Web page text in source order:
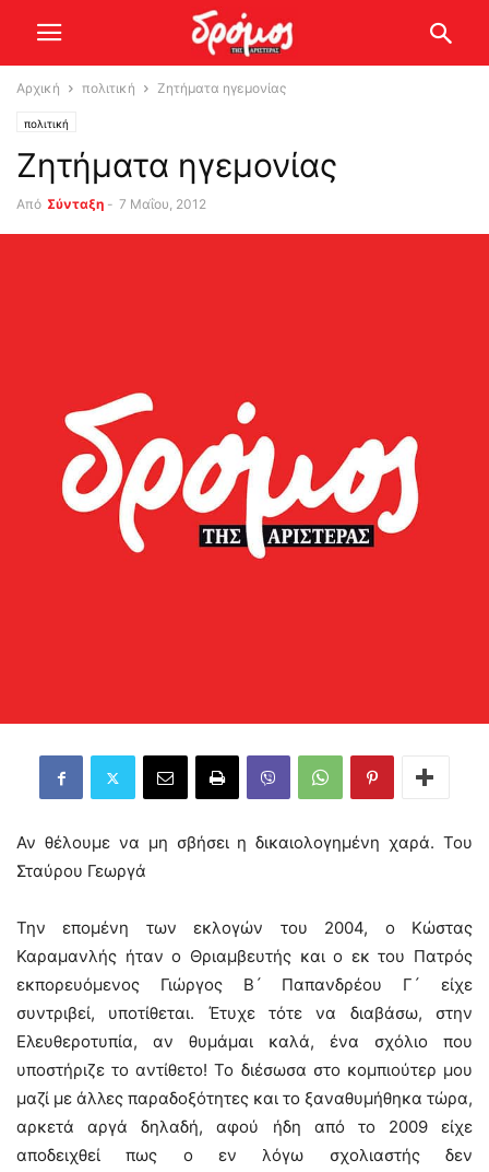
Αρχική πολιτική Ζητήματα ηγεμονίας
πολιτική
Ζητήματα ηγεμονίας
Από Σύνταξη - 7 Μαΐου, 2012
Αν θέλουμε να μη σβήσει η δικαιολογημένη χαρά. Του
Σταύρου Γεωργά
Την επομένη των εκλογών του 2004, ο Κώστας
Καραμανλής ήταν ο Θριαμβευτής και ο εκ του Πατρός
εκπορευόμενος Γιώργος Β´ Παπανδρέου Γ´ είχε
συντριβεί, υποτίθεται. Έτυχε τότε να διαβάσω, στην
Ελευθεροτυπία, αν θυμάμαι καλά, ένα σχόλιο που
υποστήριζε το αντίθετο! Το διέσωσα στο κομπιούτερ μου
μαζί με άλλες παραδοξότητες και το ξαναθυμήθηκα τώρα,
αρκετά αργά δηλαδή, αφού ήδη από το 2009 είχε
αποδειχθεί πως ο εν λόγω σχολιαστής δεν